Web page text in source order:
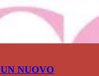
NUOVO